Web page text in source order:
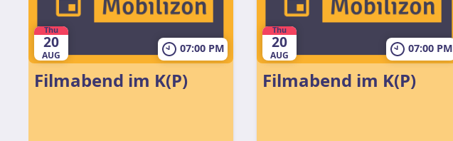
Thu
20
AUG
07:00 PM
Filmabend im K(P)
Thu
20
AUG
07:00 PM
Filmabend im K(P)